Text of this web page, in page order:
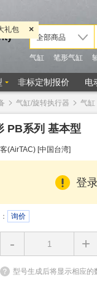
气缸/旋转执行器 气缸
PB系列 基本型
(AirTAC) [中国台湾]
登
询价
- +
型号生成后将显示相应的